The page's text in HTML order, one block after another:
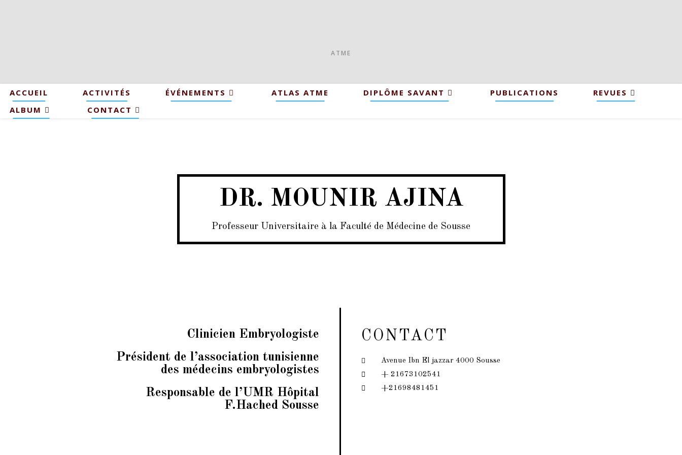
ATME
ACCUEIL ACTIVITÉS ÉVÉNEMENTS ATLAS ATME DIPLÔME SAVANT PUBLICATIONS
REVUES
ALBUM
CONTACT
DR. MOUNIR AJINA
Professeur Universitaire à la Faculté de Médecine de Sousse
Clinicien Embryologiste
Président de l’association tunisienne
des médecins embryologistes
Responsable de l’UMR Hôpital
F.Hached Sousse
CONTACT
Avenue Ibn El jazzar 4000 Sousse
+ 21673102541
+21698481451